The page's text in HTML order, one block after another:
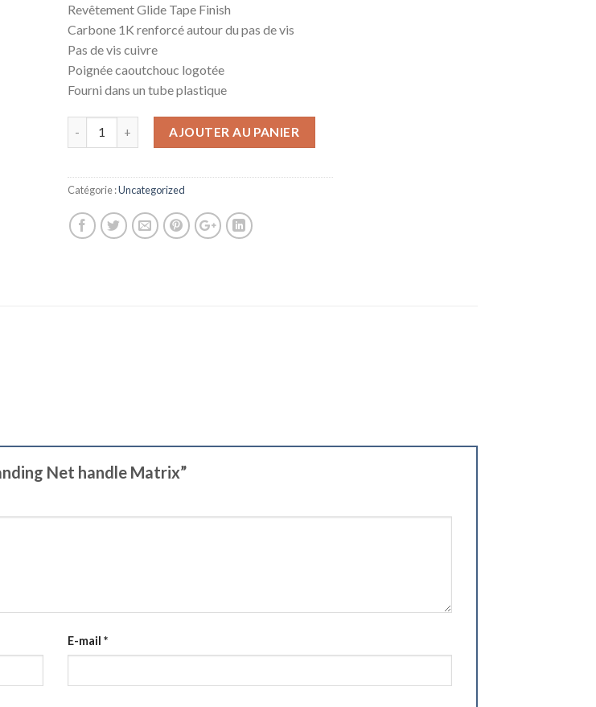
Revêtement Glide Tape Finish
Carbone 1K renforcé autour du pas de vis
Pas de vis cuivre
Poignée caoutchouc logotée
Fourni dans un tube plastique
AJOUTER AU PANIER
Catégorie :Uncategorized
Net handle Matrix”
E-mail *